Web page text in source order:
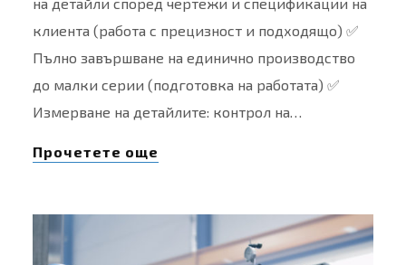
клиента (работа с прецизност и подходящо) ✅
Пълно завършване на единично производство
до малки серии (подготовка на работата) ✅
Измерване на детайлите: контрол на…
Прочетете още